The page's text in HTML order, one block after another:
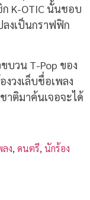
ก K-OTIC นั้นชอบ
งเป็นกราฟฟิก
บวน T-Pop ของ
วงเล็บชื่อเพลง
าติมาค้นเจอจะได้
ง, ดนตรี, นักร้อง